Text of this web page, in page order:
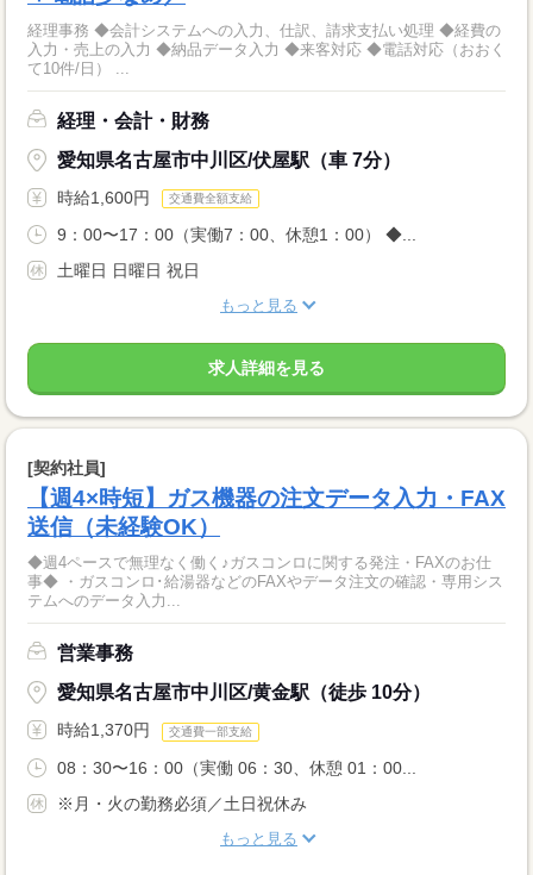
経理事務 ◆会計システムへの入力、仕訳、請求支払い処理 ◆経費の
入力・売上の入力 ◆納品データ入力 ◆来客対応 ◆電話対応（おおく
て10件/日） ...
経理・会計・財務
愛知県名古屋市中川区/伏屋駅（車 7分）
時給1,600円 交通費全額支給
9：00〜17：00（実働7：00、休憩1：00） ◆...
土曜日 日曜日 祝日
もっと見る
求人詳細を見る
[契約社員]
【週4×時短】ガス機器の注文データ入力・FAX
送信（未経験OK）
◆週4ペースで無理なく働く♪ガスコンロに関する発注・FAXのお仕
事◆ ・ガスコンロ･給湯器などのFAXやデータ注文の確認・専用シス
テムへのデータ入力...
営業事務
愛知県名古屋市中川区/黄金駅（徒歩 10分）
時給1,370円 交通費一部支給
08：30〜16：00（実働 06：30、休憩 01：00...
※月・火の勤務必須／土日祝休み
もっと見る